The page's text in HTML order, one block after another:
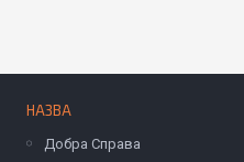
НАЗВА
Добра Справа